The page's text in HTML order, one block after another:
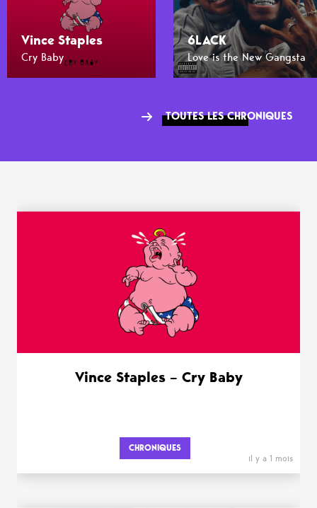
Vince Staples
Cry Baby
6LACK
Love is the New Gangsta
TOUTES LES CHRONIQUES
WANT MORE ?
Vince Staples – Cry Baby
CHRONIQUES
il y a 1 mois